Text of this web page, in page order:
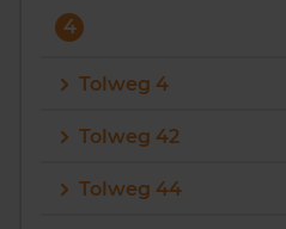
4
Tolweg 4
Tolweg 42
Tolweg 44